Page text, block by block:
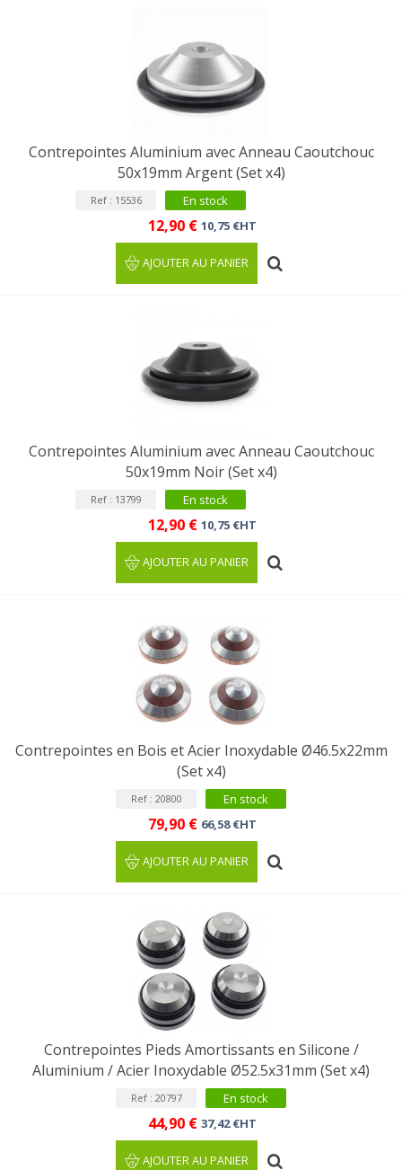
Contrepointes Aluminium avec Anneau Caoutchouc
50x19mm Argent (Set x4)
Ref : 15536 En stock
12,90 € 10,75 €HT
AJOUTER AU PANIER
Contrepointes Aluminium avec Anneau Caoutchouc
50x19mm Noir (Set x4)
Ref : 13799 En stock
12,90 € 10,75 €HT
AJOUTER AU PANIER
Contrepointes en Bois et Acier Inoxydable Ø46.5x22mm
(Set x4)
Ref : 20800 En stock
79,90 € 66,58 €HT
AJOUTER AU PANIER
Contrepointes Pieds Amortissants en Silicone /
Aluminium / Acier Inoxydable Ø52.5x31mm (Set x4)
Ref : 20797 En stock
44,90 € 37,42 €HT
AJOUTER AU PANIER